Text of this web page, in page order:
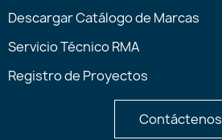
Descargar Catálogo de Marcas
Servicio Técnico RMA
Registro de Proyectos
Contáctenos